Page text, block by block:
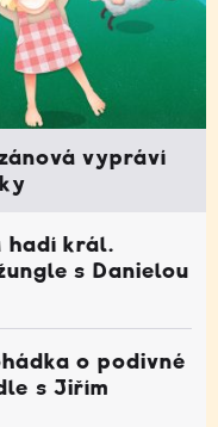
vypráví
hadí král.
s Danielou
o podivné
s Jiřím